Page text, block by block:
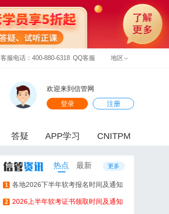
客服电话：400-880-6318 QQ客服 地区
欢迎来到信管网
登录
注册
答疑 APP学习 CNITPM
热点 最新 更多
1 各地2026下半年软考报名时间及通知
2 2026上半年软考证书领取时间及通知